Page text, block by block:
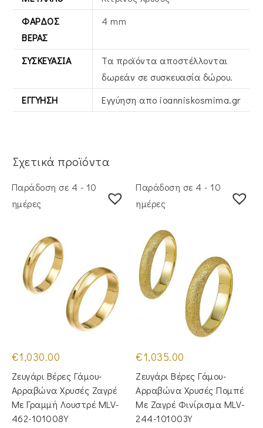
ΦΆΡΔΟΣ
ΒΕΡΑΣ
4 mm
ΣΥΣΚΕΥΑΣΊΑ
Τα προϊόντα αποστέλλονται
δωρεάν σε συσκευασία δώρου.
ΕΓΓΎΗΣΗ
Εγγύηση απο ioanniskosmima.gr
Σχετικά προϊόντα
Παράδοση σε 4 - 10
ημέρες
€1,030.00
Ζευγάρι Βέρες Γάμου-
Αρραβώνα Χρυσές Ζαγρέ
Με Γραμμή Λουστρέ MLV-
462-101008Y
Παράδοση σε 4 - 10
ημέρες
€1,035.00
Ζευγάρι Βέρες Γάμου-
Αρραβώνα Χρυσές Πομπέ
Με Ζαγρέ Φινίρισμα MLV-
244-101003Y